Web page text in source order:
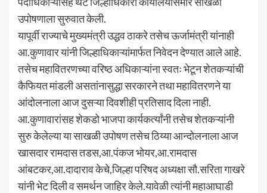
उपोषणाला सुरुवात केली.
यापूर्वी राज्याचे मुख्यमंत्री उद्धव ठाकरे तसेच ऊर्जामंत्री यांनाही
आ.कुणावार यांनी जिल्हाधिकाऱ्यांमार्फत निवेदन देण्यात आले आहे.
तसेच महावितरणच्या वरिष्ठ अधिकाऱ्यांना स्वतः भेटून शेतकऱ्यांची
कैफियत मांडली असतांनासुद्धा सरकारने तथा महावितरणने या
आंदोलनाला आज दुसऱ्या दिवशीही प्रतिसाद दिला नाही.
आ.कुणावारांसह शेकडो भाजपा कार्यकर्त्यांनी तसेच शेतकऱ्यांनी
सुरु केलेल्या या साखळी उपोषण तसेच ठिय्या आन्दोलनाला आज
खासदार रामदास तडस,आ.पंकज भोयर,आ.रामदास
आंबटकर,आ.दादाराव केचे,जिल्हा परिषद अध्यक्षा सौ.सरिता गाखरे
यांनी भेट दिली व समर्थन जाहिर केले.यावेळी त्यांनी महाआघाडी